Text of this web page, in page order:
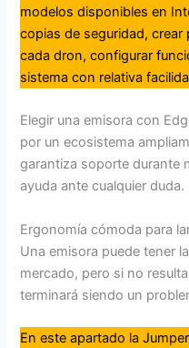
modelos disponibles en
copias de seguridad,
cada dron, configurar
sistema con relativa
Elegir una emisora con
por un ecosistema
garantiza soporte durante
ayuda ante cualquier duda.
Ergonomía cómoda para
Una emisora puede tener
mercado, pero si no
terminará siendo un
En este apartado la